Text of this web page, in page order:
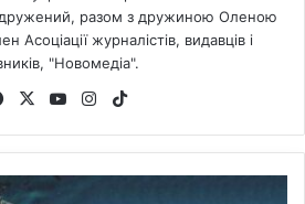
разом з дружиною Оленою
Асоціації журналістів, видавців і
"Новомедіа".
Fa
bo
ok
X
Yo
ub
e
Ins
ra
m
k